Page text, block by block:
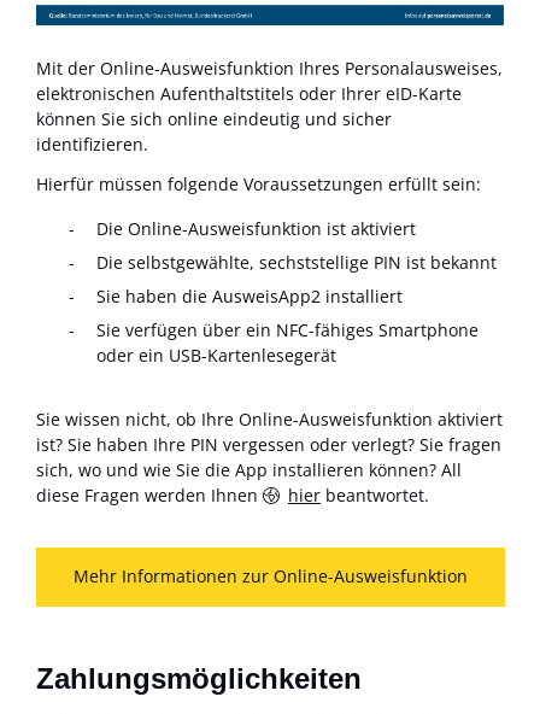
Mit der Online-Ausweisfunktion Ihres Personalausweises,
elektronischen Aufenthaltstitels oder Ihrer eID-Karte
können Sie sich online eindeutig und sicher
identifizieren.
Hierfür müssen folgende Voraussetzungen erfüllt sein:
Die Online-Ausweisfunktion ist aktiviert
Die selbstgewählte, sechststellige PIN ist bekannt
Sie haben die AusweisApp2 installiert
Sie verfügen über ein NFC-fähiges Smartphone
oder ein USB-Kartenlesegerät
Sie wissen nicht, ob Ihre Online-Ausweisfunktion aktiviert
ist? Sie haben Ihre PIN vergessen oder verlegt? Sie fragen
sich, wo und wie Sie die App installieren können? All
diese Fragen werden Ihnen
hier beantwortet.
Mehr Informationen zur Online-Ausweisfunktion
Zahlungsmöglichkeiten